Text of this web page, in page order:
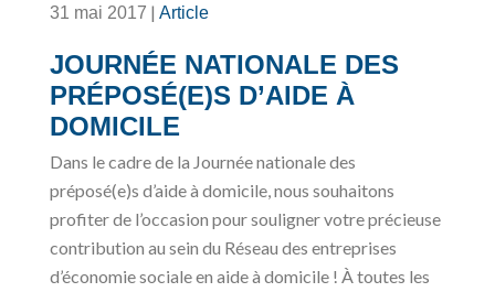
31 mai 2017 | Article
JOURNÉE NATIONALE DES
PRÉPOSÉ(E)S D’AIDE À
DOMICILE
Dans le cadre de la Journée nationale des
préposé(e)s d’aide à domicile, nous souhaitons
profiter de l’occasion pour souligner votre précieuse
contribution au sein du Réseau des entreprises
d’économie sociale en aide à domicile ! À toutes les